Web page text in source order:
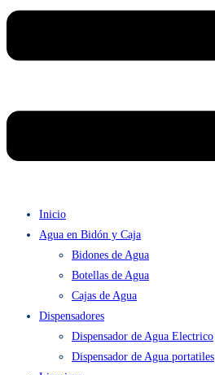
Inicio
Agua en Bidón y Caja
Bidones de Agua
Botellas de Agua
Cajas de Agua
Dispensadores
Dispensador de Agua Electrico
Dispensador de Agua portatiles